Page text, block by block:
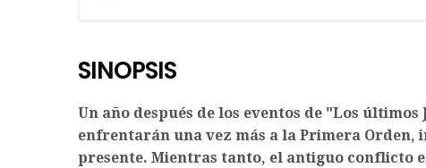
SINOPSIS
Un año después de los eventos de "Los últimos
enfrentarán una vez más a la Primera
presente. Mientras tanto, el antiguo conflicto